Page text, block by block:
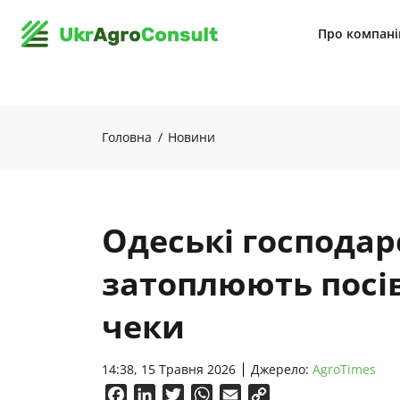
Про
Головна Новини
Одеські
затоплюють
чеки
14:38, 15 Травня 2026 Джерело: AgroTimes
FacebookLinkedInTwitterWhatsApp
Email